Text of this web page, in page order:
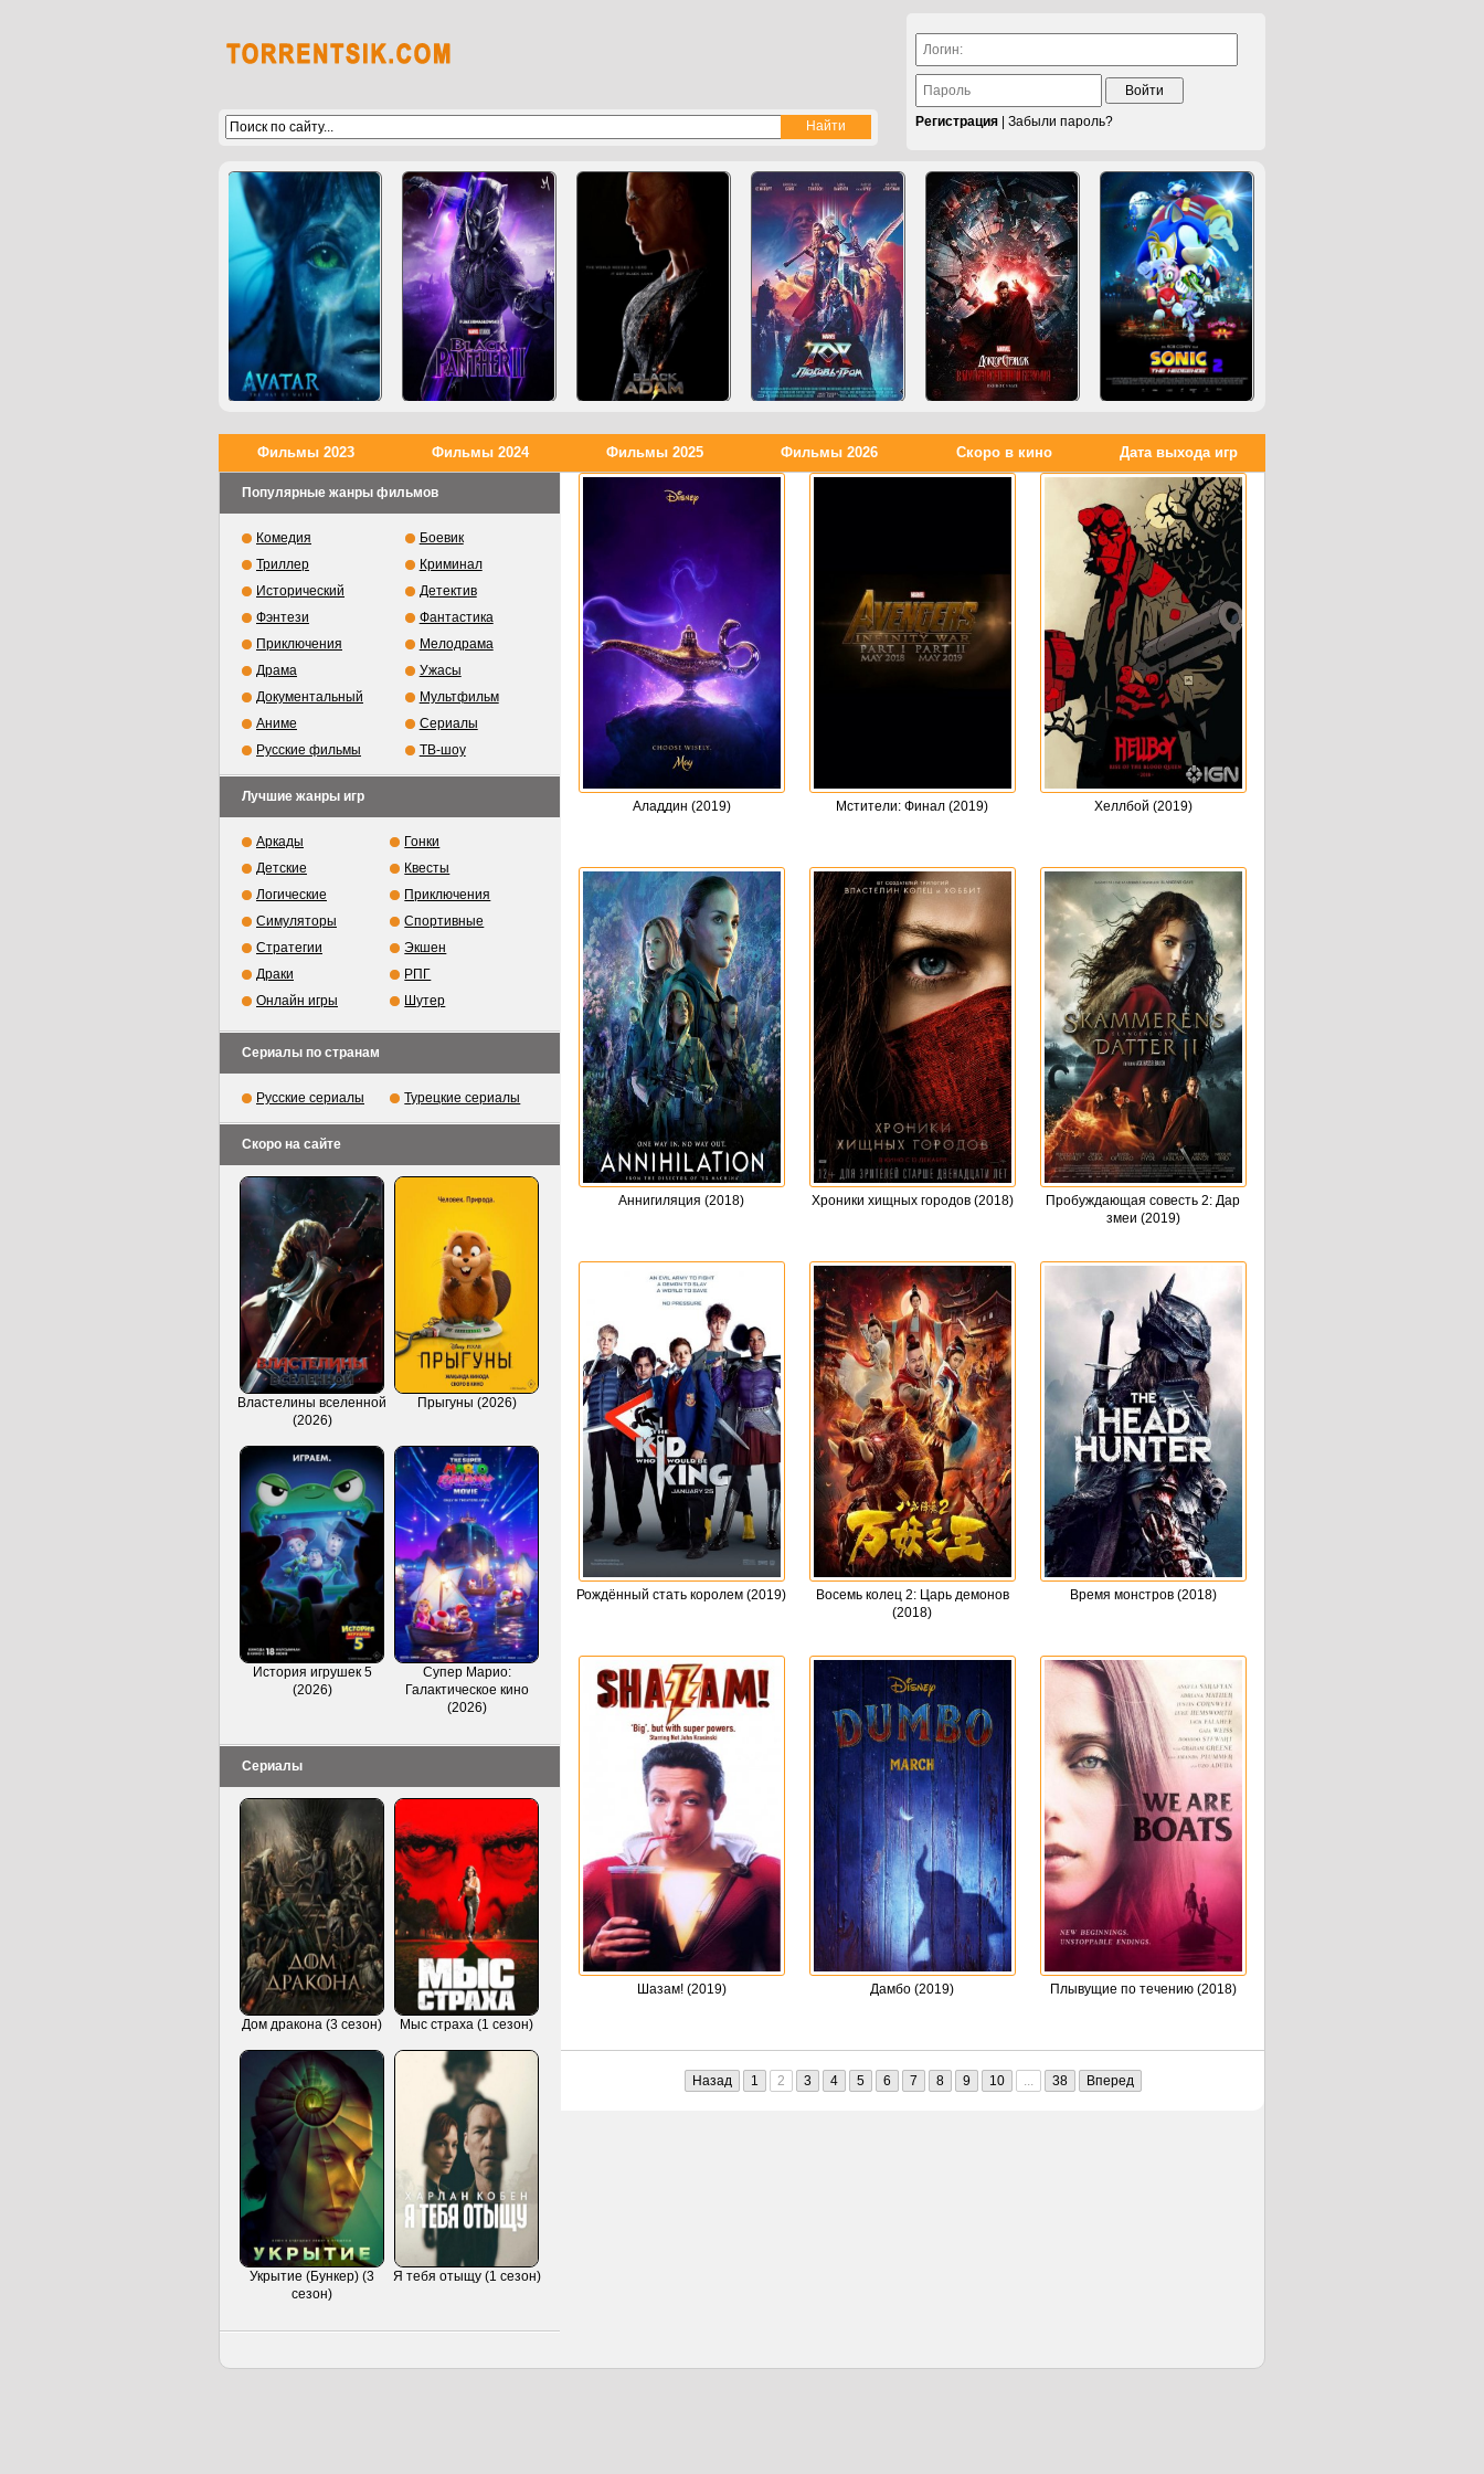
Войти
Регистрация
Забыли пароль?
Аладдин (2019) Мстители: Финал (2019) Хеллбой (2019)
Аннигиляция (2018) Хроники хищных городов (2018)
Пробуждающая совесть 2: Дар
змеи (2019)
Рождённый стать королем (2019)
Восемь колец 2: Царь демонов
(2018)
Время монстров (2018)
Шазам! (2019) Дамбо (2019) Плывущие по течению (2018)
Назад 1 2 3 4 5 6 7 8 9 10 ... 38 Вперед
Фильмы 2023 Фильмы 2024 Фильмы 2025 Фильмы 2026 Скоро в кино Дата выхода игр
Популярные жанры фильмов
Комедия
Боевик
Триллер
Криминал
Исторический
Детектив
Фэнтези
Фантастика
Приключения
Мелодрама
Драма
Ужасы
Документальный
Мультфильм
Аниме
Сериалы
Русские фильмы
ТВ-шоу
Лучшие жанры игр
Аркады
Гонки
Детские
Квесты
Логические
Приключения
Симуляторы
Спортивные
Стратегии
Экшен
Драки
РПГ
Онлайн игры
Шутер
Сериалы по странам
Русские сериалы Турецкие сериалы
Скоро на сайте
Властелины вселенной
(2026)
Прыгуны (2026)
История игрушек 5
(2026)
Супер Марио:
Галактическое кино
(2026)
Сериалы
Дом дракона (3 сезон) Мыс страха (1 сезон)
Укрытие (Бункер) (3
сезон)
Я тебя отыщу (1 сезон)